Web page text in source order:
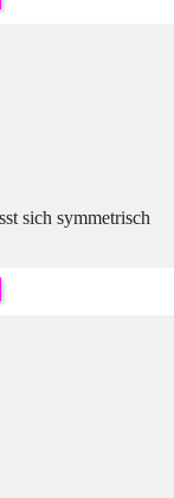
sich symmetrisch